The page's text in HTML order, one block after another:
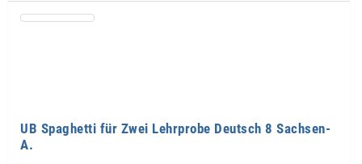
UB Spaghetti für Zwei Lehrprobe Deutsch 8 Sachsen-
A.